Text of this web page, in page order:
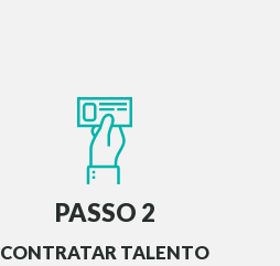
PASSO 2
CONTRATAR TALENTO